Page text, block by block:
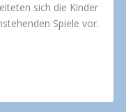
sich die Kinder
Spiele vor.